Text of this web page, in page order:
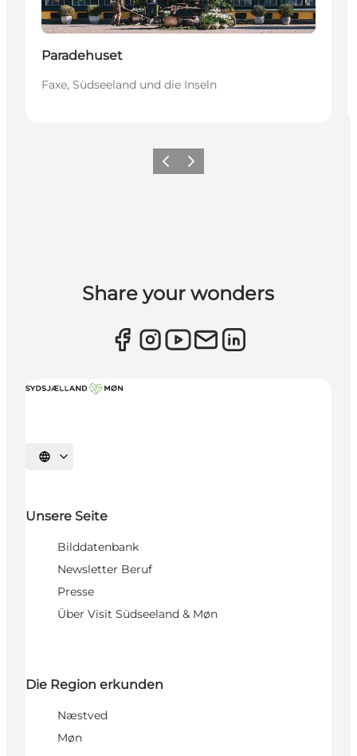
Paradehuset
Faxe, Südseeland und die Inseln
ZurückWeiter
Share your wonders
Sprache auswählen
Unsere Seite
Bilddatenbank
Newsletter Beruf
Presse
Über Visit Südseeland & Møn
Die Region erkunden
Næstved
Møn